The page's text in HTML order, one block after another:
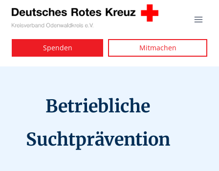
Zum
Inhalt
Spenden Mitmachen
Betriebliche
Suchtprävention